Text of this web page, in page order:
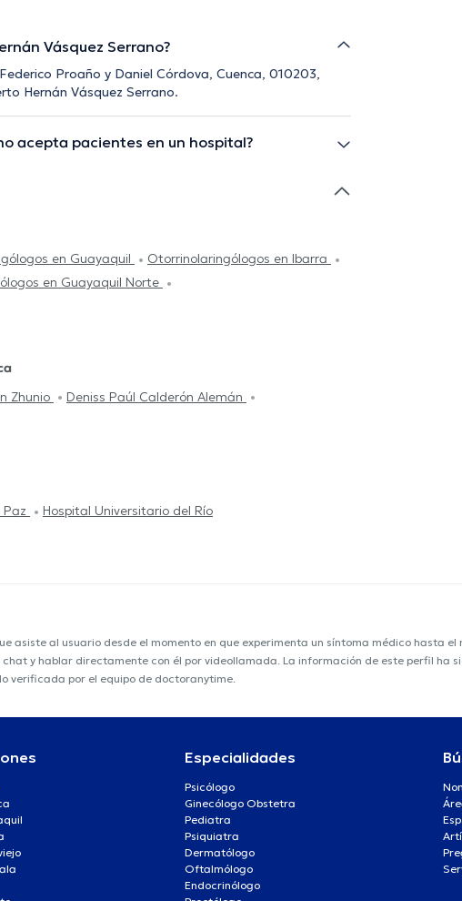
Vásquez Serrano?
Proaño y Daniel Córdova, Cuenca, 010203,
Hernán Vásquez Serrano.
acepta pacientes en un hospital?
en Guayaquil
Otorrinolaringólogos en Ibarra
en Guayaquil Norte
Zhunio
Deniss Paúl Calderón Alemán
Paz Hospital Universitario del Río
asiste al usuario desde el momento en que experimenta un síntoma médico hasta
y hablar directamente con él por videollamada. La información de este perfil ha
verificada por el equipo de doctoranytime.
Especialidades
Psicólogo
Ginecólogo Obstetra
Pediatra
Psiquiatra
Dermatólogo
Oftalmólogo
Endocrinólogo